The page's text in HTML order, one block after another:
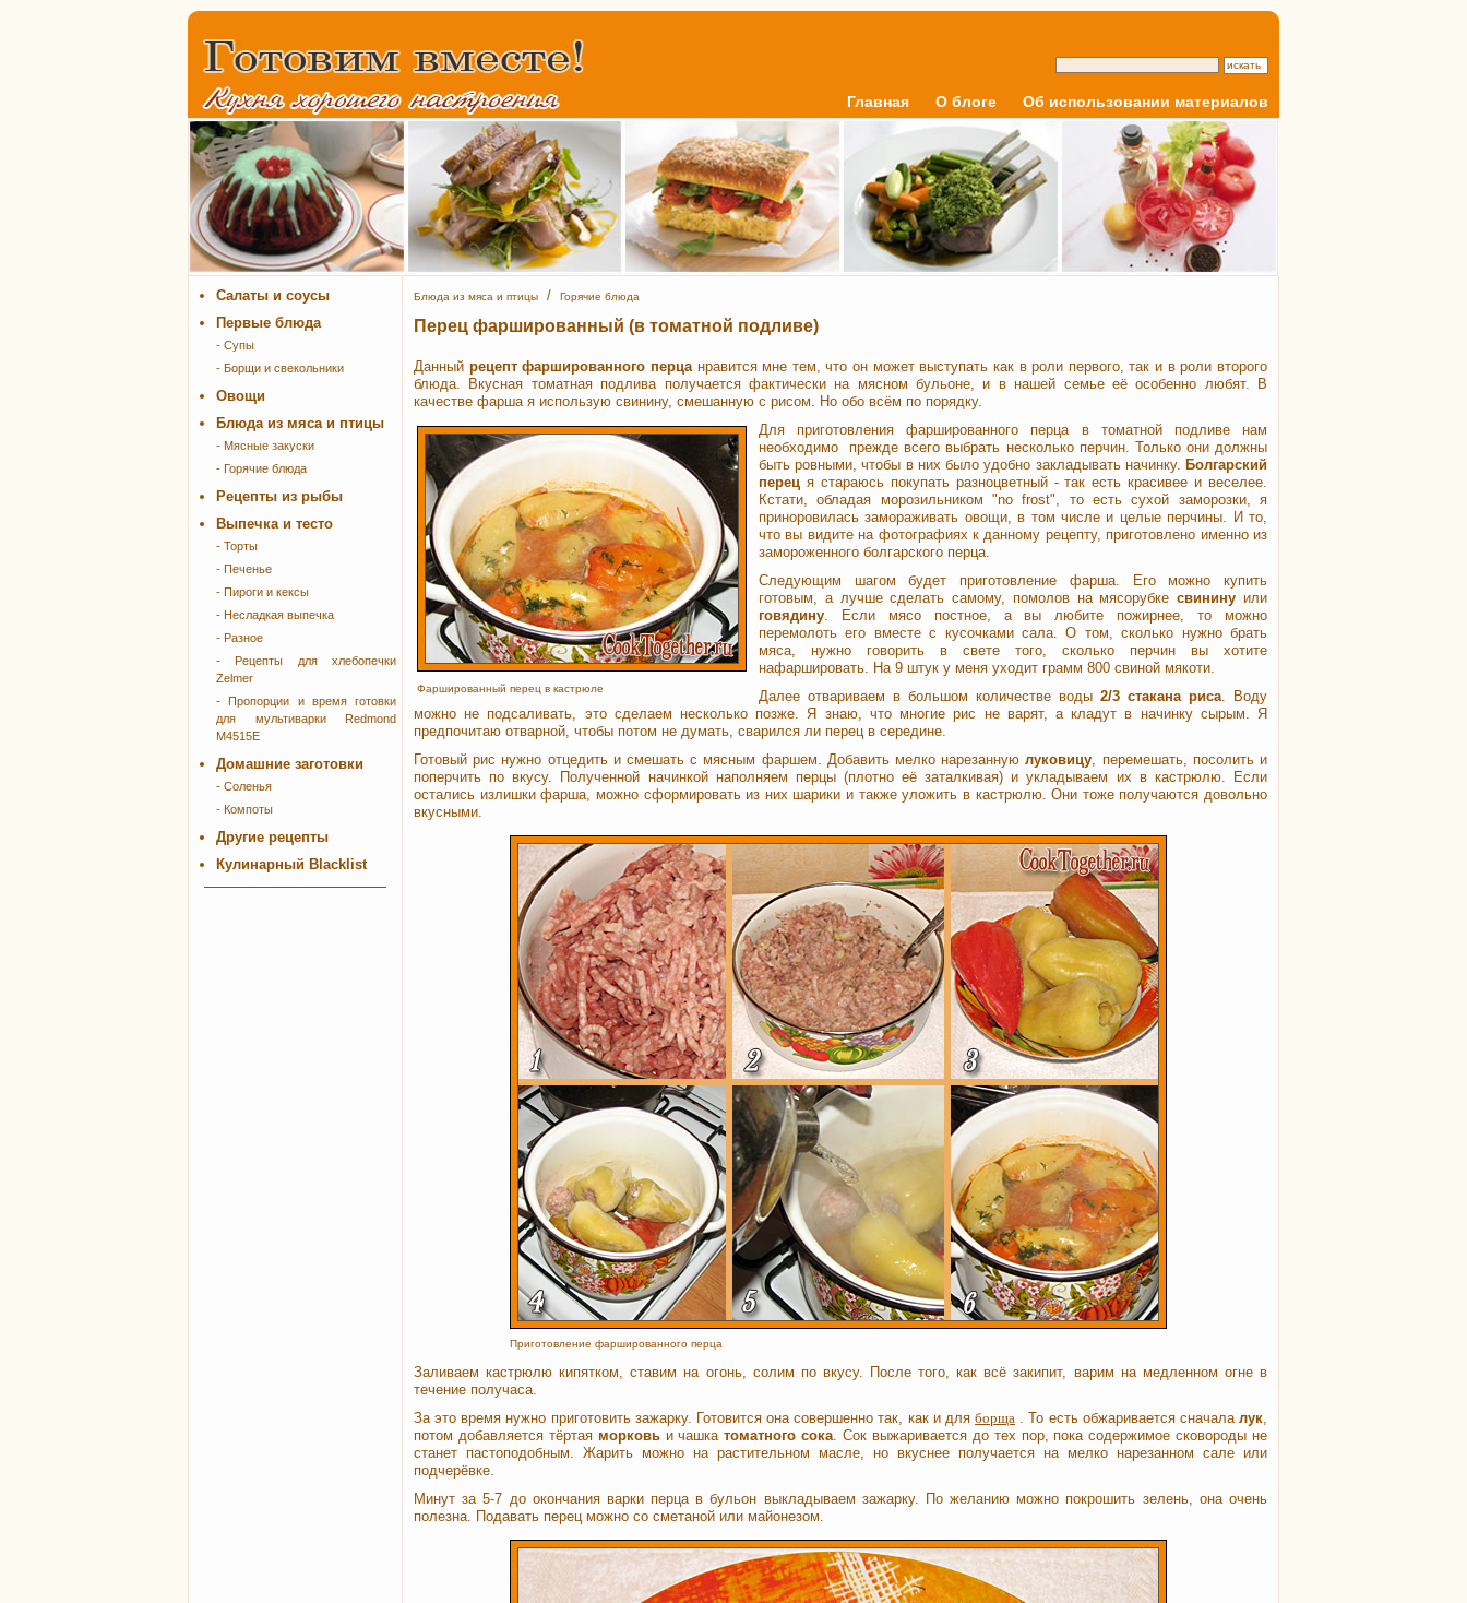
Главная О блоге Об использовании материалов
Салаты и соусы
Первые блюда
- Супы
- Борщи и свекольники
Овощи
Блюда из мяса и птицы
- Мясные закуски
- Горячие блюда
Рецепты из рыбы
Выпечка и тесто
- Торты
- Печенье
- Пироги и кексы
- Несладкая выпечка
- Разное
- Рецепты для хлебопечки
Zelmer
- Пропорции и время готовки
для мультиварки Redmond
M4515E
Домашние заготовки
- Соленья
- Компоты
Другие рецепты
Кулинарный Blacklist
Блюда из мяса и птицы / Горячие блюда
Перец фаршированный (в томатной подливе)
Данный рецепт фаршированного перца нравится мне тем, что он может выступать как в роли первого, так и в роли второго
блюда. Вкусная томатная подлива получается фактически на мясном бульоне, и в нашей семье её особенно любят. В
качестве фарша я использую свинину, смешанную с рисом. Но обо всём по порядку.
Фаршированный перец в кастрюле
Для приготовления фаршированного перца в томатной подливе нам
необходимо прежде всего выбрать несколько перчин. Только они должны
быть ровными, чтобы в них было удобно закладывать начинку. Болгарский
перец я стараюсь покупать разноцветный - так есть красивее и веселее.
Кстати, обладая морозильником "no frost", то есть сухой заморозки, я
приноровилась замораживать овощи, в том числе и целые перчины. И то,
что вы видите на фотографиях к данному рецепту, приготовлено именно из
замороженного болгарского перца.
Следующим шагом будет приготовление фарша. Его можно купить
готовым, а лучше сделать самому, помолов на мясорубкесвинину или
говядину. Если мясо постное, а вы любите пожирнее, то можно
перемолоть его вместе с кусочками сала. О том, сколько нужно брать
мяса, нужно говорить в свете того, сколько перчин вы хотите
нафаршировать. На 9 штук у меня уходит грамм 800 свиной мякоти.
Далее отвариваем в большом количестве воды 2/3 стакана риса. Воду
можно не подсаливать, это сделаем несколько позже. Я знаю, что многие рис не варят, а кладут в начинку сырым. Я
предпочитаю отварной, чтобы потом не думать, сварился ли перец в середине.
Готовый рис нужно отцедить и смешать с мясным фаршем. Добавить мелко нарезаннуюлуковицу, перемешать, посолить и
поперчить по вкусу. Полученной начинкой наполняем перцы (плотно её заталкивая) и укладываем их в кастрюлю. Если
остались излишки фарша, можно сформировать из них шарики и также уложить в кастрюлю. Они тоже получаются довольно
вкусными.
Приготовление фаршированного перца
Заливаем кастрюлю кипятком, ставим на огонь, солим по вкусу. После того, как всё закипит, варим на медленном огне в
течение получаса.
За это время нужно приготовить зажарку. Готовится она совершенно так, как и дляборща . То есть обжаривается сначалалук,
потом добавляется тёртая морковьи чашкатоматного сока. Сок выжаривается до тех пор, пока содержимое сковороды не
станет пастоподобным. Жарить можно на растительном масле, но вкуснее получается на мелко нарезанном сале или
подчерёвке.
Минут за 5-7 до окончания варки перца в бульон выкладываем зажарку. По желанию можно покрошить зелень, она очень
полезна. Подавать перец можно со сметаной или майонезом.